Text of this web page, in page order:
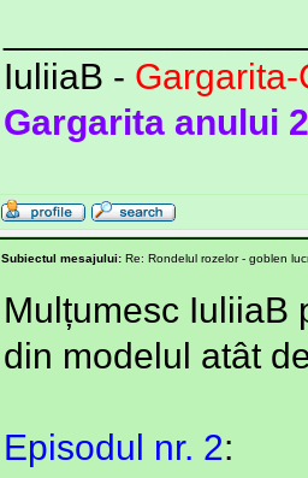
IuliiaB -
Gargarita anului
Subiectul mesajului: Re: Rondelul rozelor - goblen
Mulțumesc IuliiaB
din modelul atât
Episodul nr. 2: